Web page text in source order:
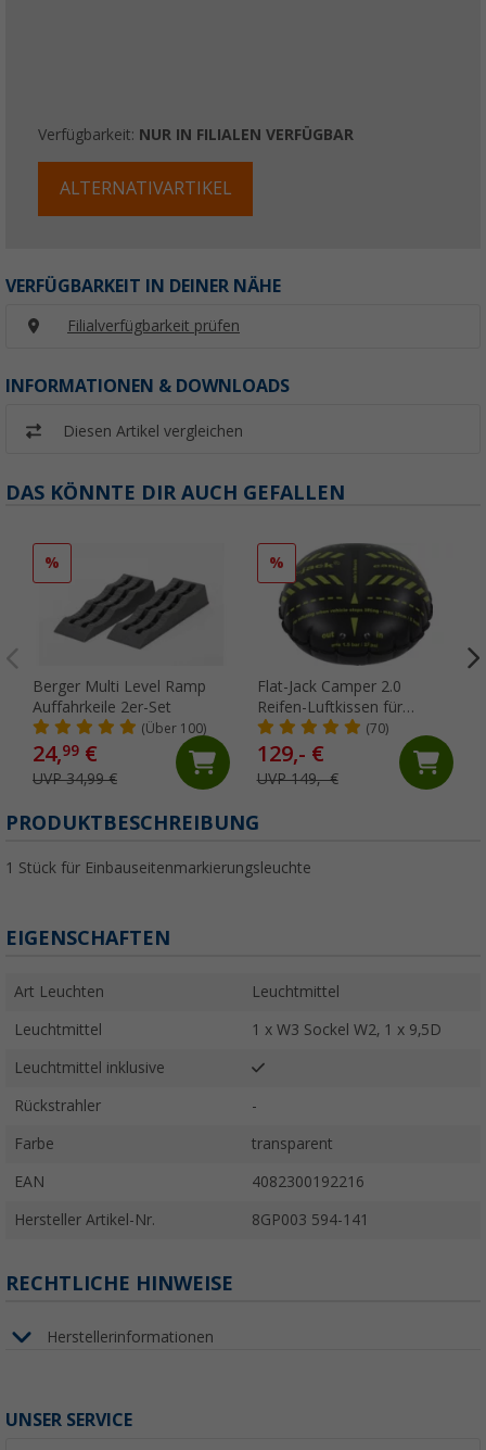
Verfügbarkeit: NUR IN FILIALEN VERFÜGBAR
ALTERNATIVARTIKEL
VERFÜGBARKEIT IN DEINER NÄHE
Filialverfügbarkeit prüfen
INFORMATIONEN & DOWNLOADS
Diesen Artikel vergleichen
DAS KÖNNTE DIR AUCH GEFALLEN
%
Berger Multi Level Ramp
Auffahrkeile 2er-Set
(Über 100)
24,99 €
UVP 34,99 €
%
Flat-Jack Camper 2.0
Reifen-Luftkissen für
Fahrzeuge bis 6 Tonnen &
bis 305 mm Reifenbreite
(70)
129,- €
UVP 149,- €
PRODUKTBESCHREIBUNG
1 Stück für Einbauseitenmarkierungsleuchte
EIGENSCHAFTEN
Art Leuchten Leuchtmittel
Leuchtmittel 1 x W3 Sockel W2, 1 x 9,5D
Leuchtmittel inklusive
Rückstrahler -
Farbe transparent
EAN 4082300192216
Hersteller Artikel-Nr. 8GP003 594-141
RECHTLICHE HINWEISE
Herstellerinformationen
UNSER SERVICE